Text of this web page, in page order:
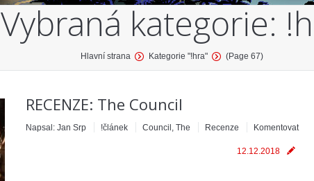
Vybraná kategorie:
Hlavní strana Kategorie "!hra" (Page 67)
RECENZE: The Council
Napsal: Jan Srp !článek Council, The Recenze Komentovat
12.12.2018